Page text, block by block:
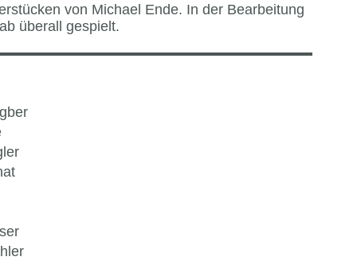
von Michael Ende. In der Bearbeitung
überall gespielt.